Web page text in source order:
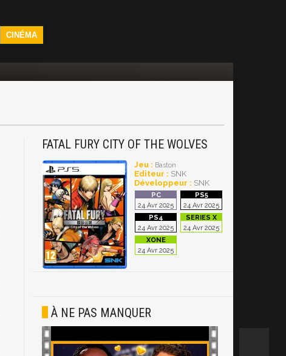
CINÉMA
FATAL FURY CITY OF THE WOLVES
Jeu : Baston
Editeur : SNK
Développeur : SNK
24 Avr 2025 24 Avr 2025
24 Avr 2025 24 Avr 2025
24 Avr 2025
À NE PAS MANQUER